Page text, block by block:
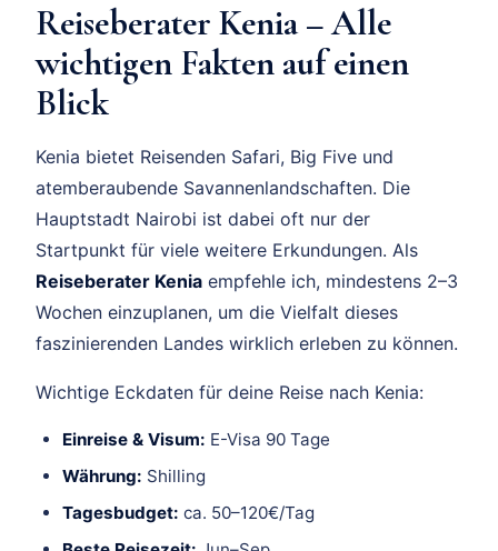
Reiseberater Kenia – Alle
wichtigen Fakten auf einen
Blick
Kenia bietet Reisenden Safari, Big Five und
atemberaubende Savannenlandschaften. Die
Hauptstadt Nairobi ist dabei oft nur der
Startpunkt für viele weitere Erkundungen. Als
Reiseberater Kenia empfehle ich, mindestens 2–3
Wochen einzuplanen, um die Vielfalt dieses
faszinierenden Landes wirklich erleben zu können.
Wichtige Eckdaten für deine Reise nach Kenia:
Einreise & Visum: E-Visa 90 Tage
Währung: Shilling
Tagesbudget: ca. 50–120€/Tag